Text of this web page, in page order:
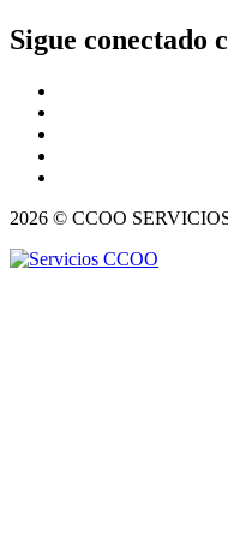
Sigue conectado
2026 © CCOO